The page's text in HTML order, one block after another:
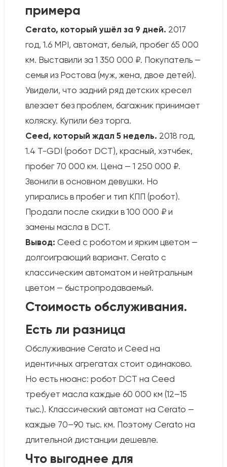
примера
Cerato, который ушёл за 9 дней. 2017
год, 1.6 MPI, автомат, белый, пробег 65 000
км. Выставили за 1 350 000 ₽. Покупатель —
семья из Ростова (муж, жена, двое детей).
Увидели, что задний ряд детских кресел
влезает без проблем, багажник принимает
коляску. Купили без торга.
Ceed, который ждал 5 недель. 2018 год,
1.4 T-GDI (робот DCT), красный, хэтчбек,
пробег 70 000 км. Цена — 1 250 000 ₽.
Звонили в основном девушки. Но
упирались в пробег и тип КПП (робот).
Продали после скидки в 100 000 ₽ и
замены масла в DCT.
Вывод: Ceed с роботом и ярким цветом —
долгоиграющий вариант. Cerato с
классическим автоматом и нейтральным
цветом — быстропродаваемый.
Стоимость обслуживания.
Есть ли разница
Обслуживание Cerato и Ceed на
идентичных агрегатах стоит одинаково.
Но есть нюанс: робот DCT на Ceed
требует масла каждые 60 000 км (12–15
тыс.). Классический автомат на Cerato —
каждые 70–90 тыс. км. Поэтому Cerato на
длительной дистанции дешевле.
Что выгоднее для